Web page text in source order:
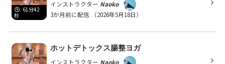
61分42
秒
インストラクター Naoko
3か月前に配信
（2026年5月18日）
ホットデトックス腸整ヨガ
インストラクター Naoko